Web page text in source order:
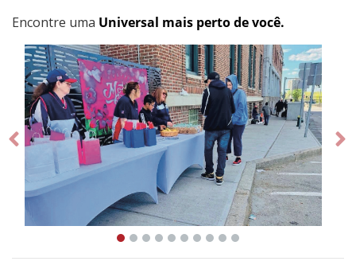
Encontre uma Universal mais perto de você.
Prev